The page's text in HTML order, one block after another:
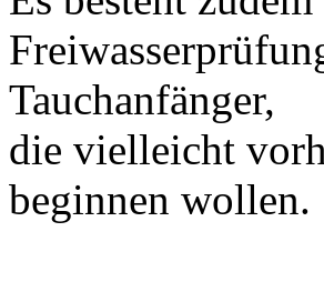
Tauchanfänger,
die vielleicht
beginnen wollen.